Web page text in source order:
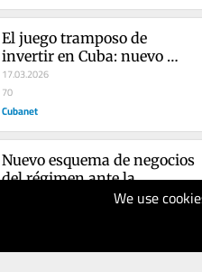
We use
El juego tramposo de
invertir en Cuba: nuevo
nivel desbloqueado
17.03.2026
70
Cubanet
Nuevo esquema de negocios
del régimen ante la
«escasez de gasolina»